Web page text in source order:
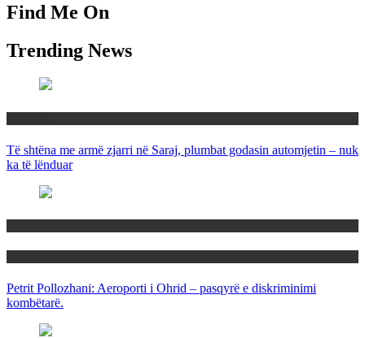
Find Me On
Trending News
Të shtëna me armë zjarri në Saraj, plumbat godasin automjetin – nuk
ka të lënduar
Petrit Pollozhani: Aeroporti i Ohrid – pasqyrë e diskriminimi
kombëtarë.